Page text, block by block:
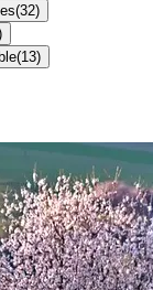
(32)
(13)